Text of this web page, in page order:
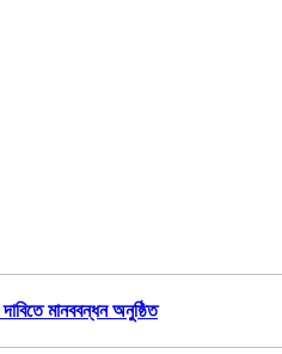
মানববন্ধন অনুষ্ঠিত